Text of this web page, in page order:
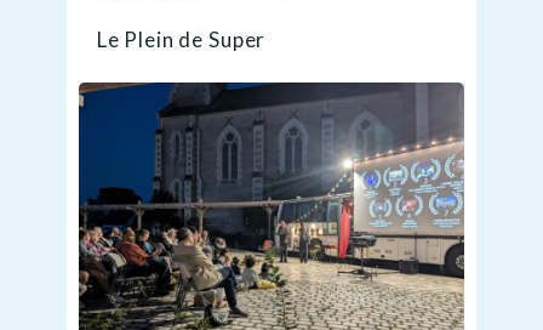
Le Plein de Super